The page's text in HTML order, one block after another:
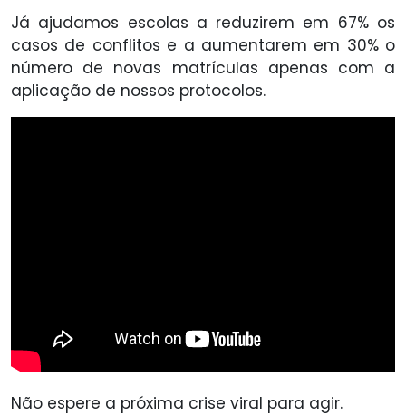
Já ajudamos escolas a reduzirem em 67% os
casos de conflitos e a aumentarem em 30% o
número de novas matrículas apenas com a
aplicação de nossos protocolos.
Não espere a próxima crise viral para agir.